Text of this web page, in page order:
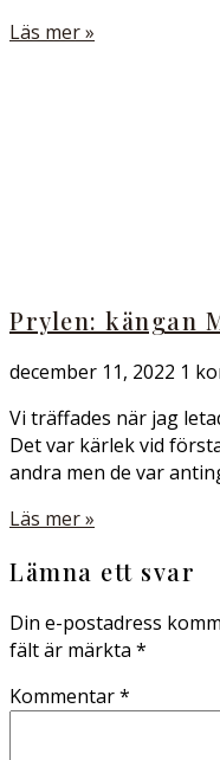
Läs mer »
Prylen: kängan
december 11, 2022 1
Vi träffades när jag
Det var kärlek vid
andra men de var
Läs mer »
Lämna ett svar
Din e-postadress
fält är märkta *
Kommentar*